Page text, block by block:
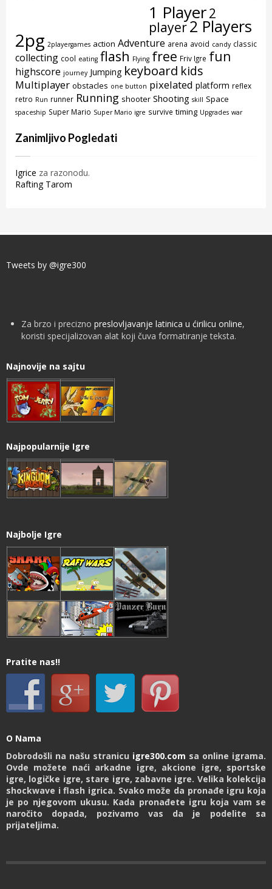
1 Player2
player2 Players
2pg 2playergames action Adventure arena avoid candy classic
collecting cool eating flash Flying free Friv Igre fun
highscore journey Jumping keyboard kids
Multiplayer obstacles one button pixelated platform reflex
retro Run runner Running shooter Shooting skill Space
spaceship Super Mario Super Mario igre survive timing Upgrades war
Zanimljivo Pogledati
Igrice za razonodu.
Rafting Tarom
Tweets by @igre300
Za brzo i precizno preslovljavanje latinica u ćirilicu online,
koristi specijalizovan alat koji čuva formatiranje teksta.
Najnovije na sajtu
Najpopularnije Igre
Najbolje Igre
Pratite nas!!
O Nama
Dobrodošli na našu stranicu igre300.com sa online igrama.
Ovde možete naći arkadne igre, akcione igre, sportske
igre, logičke igre, stare igre, zabavne igre. Velika kolekcija
shockwave i flash igrica. Svako može da pronađe igru koja
je po njegovom ukusu. Kada pronađete igru koja vam se
naročito dopada, pozivamo vas da je podelite sa
prijateljima.